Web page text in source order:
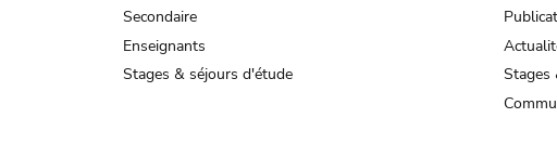
Secondaire
Enseignants
Stages & séjours d'étude
Stages